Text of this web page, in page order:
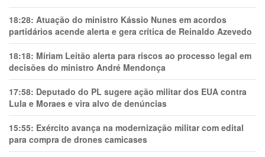
18:28: Atuação do ministro Kássio Nunes em acordos
partidários acende alerta e gera crítica de Reinaldo Azevedo
18:18: Míriam Leitão alerta para riscos ao processo legal em
decisões do ministro André Mendonça
17:58: Deputado do PL sugere ação militar dos EUA contra
Lula e Moraes e vira alvo de denúncias
15:55: Exército avança na modernização militar com edital
para compra de drones camicases